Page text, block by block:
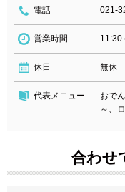
電話 021-
営業時間 11:30
休日 無休
代表メニュー
おで
～、
合わせ